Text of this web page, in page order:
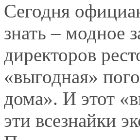
Сегодня
знать – модное
директоров
«выгодная»
дома». И этот
эти всезнайки